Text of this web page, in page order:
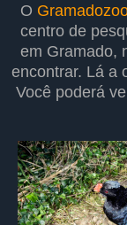
O
centro de
em Gramado,
encontrar. Lá a
Você poderá